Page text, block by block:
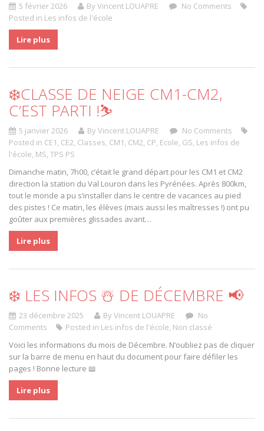
5 février 2026 By Vincent LOUAPRE
No Comments
Posted in Les infos de l'école
Lire plus
❄️CLASSE DE NEIGE CM1-CM2,
C’EST PARTI !⛷️
5 janvier 2026 By Vincent LOUAPRE
No Comments
Posted in CE1, CE2, Classes, CM1, CM2, CP, Ecole, GS, Les infos de
l'école, MS, TPS PS
Dimanche matin, 7h00, c’était le grand départ pour les CM1 et CM2
direction la station du Val Louron dans les Pyrénées. Après 800km,
tout le monde a pu s’installer dans le centre de vacances au pied
des pistes ! Ce matin, les élèves (mais aussi les maîtresses !) ont pu
goûter aux premières glissades avant…
Lire plus
❄️ LES INFOS ☃️ DE DÉCEMBRE 📢
23 décembre 2025 By Vincent LOUAPRE
No
Comments
Posted in Les infos de l'école, Non classé
Voici les informations du mois de Décembre. N’oubliez pas de cliquer
sur la barre de menu en haut du document pour faire défiler les
pages ! Bonne lecture 📖
Lire plus